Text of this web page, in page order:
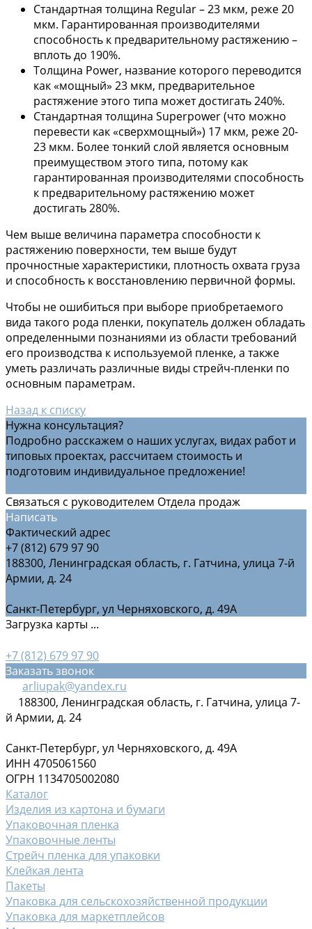
Стандартная толщина Regular – 23 мкм, реже 20
мкм. Гарантированная производителями
способность к предварительному растяжению –
вплоть до 190%.
Толщина Power, название которого переводится
как «мощный» 23 мкм, предварительное
растяжение этого типа может достигать 240%.
Стандартная толщина Superpower (что можно
перевести как «сверхмощный») 17 мкм, реже 20-
23 мкм. Более тонкий слой является основным
преимуществом этого типа, потому как
гарантированная производителями способность
к предварительному растяжению может
достигать 280%.
Чем выше величина параметра способности к
растяжению поверхности, тем выше будут
прочностные характеристики, плотность охвата груза
и способность к восстановлению первичной формы.
Чтобы не ошибиться при выборе приобретаемого
вида такого рода пленки, покупатель должен обладать
определенными познаниями из области требований
его производства к используемой пленке, а также
уметь различать различные виды стрейч-пленки по
основным параметрам.
Назад к списку
Нужна консультация?
Подробно расскажем о наших услугах, видах работ и
типовых проектах, рассчитаем стоимость и
подготовим индивидуальное предложение!
Связаться с руководителем Отдела продаж
Написать
Фактический адрес
+7 (812) 679 97 90
188300, Ленинградская область, г. Гатчина, улица 7-й
Армии, д. 24
Санкт-Петербург, ул Черняховского, д. 49А
Загрузка карты ...
+7 (812) 679 97 90
Заказать звонок
arliupak@yandex.ru
188300, Ленинградская область, г. Гатчина, улица 7-
й Армии, д. 24
Санкт-Петербург, ул Черняховского, д. 49А
ИНН 4705061560
ОГРН 1134705002080
Каталог
Изделия из картона и бумаги
Упаковочная пленка
Упаковочные ленты
Стрейч пленка для упаковки
Клейкая лента
Пакеты
Упаковка для сельскохозяйственной продукции
Упаковка для маркетплейсов